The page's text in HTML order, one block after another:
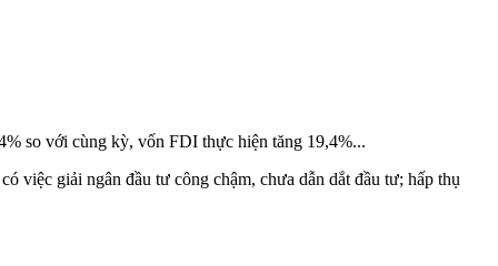
so với cùng kỳ, vốn FDI thực hiện tăng 19,4%...
việc giải ngân đầu tư công chậm, chưa dẫn dắt đầu tư; hấp thụ